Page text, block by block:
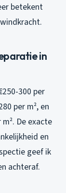
betekent
in
300 per
per m², en
De exacte
en
geef ik
achteraf.